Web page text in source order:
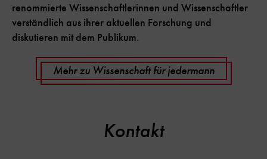
renommierte Wissenschaftlerinnen und Wissenschaftler
verständlich aus ihrer aktuellen Forschung und
diskutieren mit dem Publikum.
Mehr zu Wissenschaft für jedermann
Kontakt